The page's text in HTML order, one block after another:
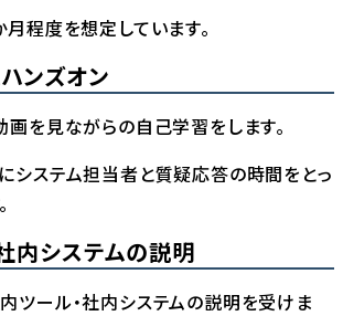
程度を想定しています。
ンズオン
画を見ながらの自己学習をします。
システム担当者と質疑応答の時間をとっ
内システムの説明
ツール・社内システムの説明を受けま